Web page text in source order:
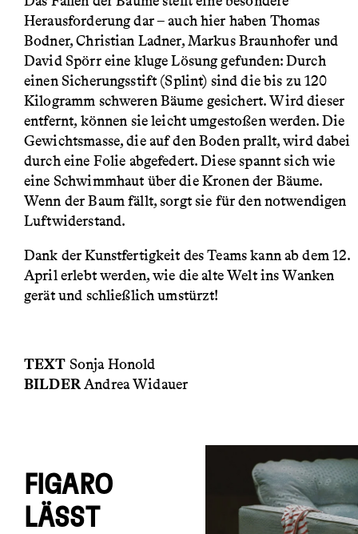
Herausforderung dar – auch hier haben Thomas
Bodner, Christian Ladner, Markus Braunhofer und
David Spörr eine kluge Lösung gefunden: Durch
einen Sicherungsstift (Splint) sind die bis zu 120
Kilogramm schweren Bäume gesichert. Wird dieser
entfernt, können sie leicht umgestoßen werden. Die
Gewichtsmasse, die auf den Boden prallt, wird dabei
durch eine Folie abgefedert. Diese spannt sich wie
eine Schwimmhaut über die Kronen der Bäume.
Wenn der Baum fällt, sorgt sie für den notwendigen
Luftwiderstand.
Dank der Kunstfertigkeit des Teams kann ab dem 12.
April erlebt werden, wie die alte Welt ins Wanken
gerät und schließlich umstürzt!
TEXT Sonja Honold
BILDERAndrea Widauer
FIGARO
LÄSST